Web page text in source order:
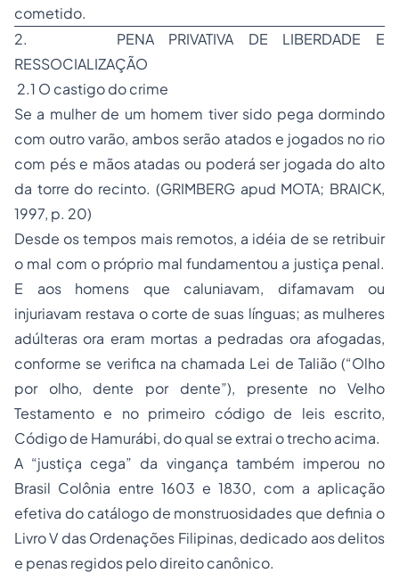
cometido.
2. PENA PRIVATIVA DE LIBERDADE E
RESSOCIALIZAÇÃO
2.1 O castigo do crime
Se a mulher de um homem tiver sido pega dormindo
com outro varão, ambos serão atados e jogados no rio
com pés e mãos atadas ou poderá ser jogada do alto
da torre do recinto. (GRIMBERG apud MOTA; BRAICK,
1997, p. 20)
Desde os tempos mais remotos, a idéia de se retribuir
o mal com o próprio mal fundamentou a justiça penal.
E aos homens que caluniavam, difamavam ou
injuriavam restava o corte de suas línguas; as mulheres
adúlteras ora eram mortas a pedradas ora afogadas,
conforme se verifica na chamada Lei de Talião (“Olho
por olho, dente por dente”), presente no Velho
Testamento e no primeiro código de leis escrito,
Código de Hamurábi, do qual se extrai o trecho acima.
A “justiça cega” da vingança também imperou no
Brasil Colônia entre 1603 e 1830, com a aplicação
efetiva do catálogo de monstruosidades que definia o
Livro V das Ordenações Filipinas, dedicado aos delitos
e penas regidos pelo direito canônico.